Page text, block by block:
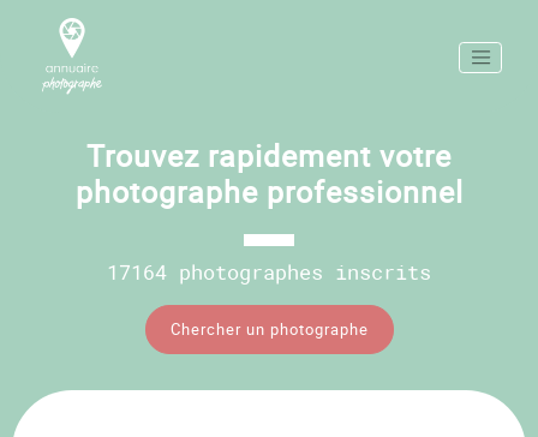
Trouvez rapidement votre
photographe professionnel
17164 photographes inscrits
Chercher un photographe